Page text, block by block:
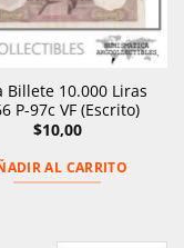
Billete 10.000 Liras
P-97c VF (Escrito)
$10,00
AL CARRITO